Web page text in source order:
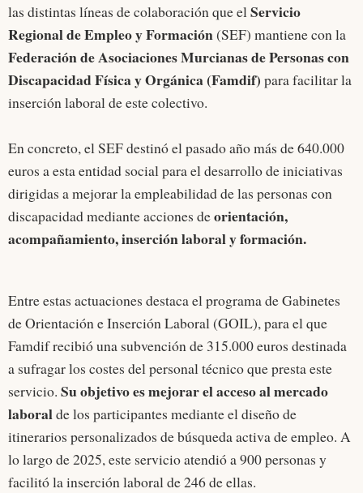
las distintas líneas de colaboración que elServicio
Regional de Empleo y Formación(SEF) mantiene con la
Federación de Asociaciones Murcianas de Personas con
Discapacidad Física y Orgánica (Famdif) para facilitar la
inserción laboral de este colectivo.
En concreto, el SEF destinó el pasado año más de 640.000
euros a esta entidad social para el desarrollo de iniciativas
dirigidas a mejorar la empleabilidad de las personas con
discapacidad mediante acciones deorientación,
acompañamiento, inserción laboral y formación.
Entre estas actuaciones destaca el programa de Gabinetes
de Orientación e Inserción Laboral (GOIL), para el que
Famdif recibió una subvención de 315.000 euros destinada
a sufragar los costes del personal técnico que presta este
servicio. Su objetivo es mejorar el acceso al mercado
laboralde los participantes mediante el diseño de
itinerarios personalizados de búsqueda activa de empleo. A
lo largo de 2025, este servicio atendió a 900 personas y
facilitó la inserción laboral de 246 de ellas.